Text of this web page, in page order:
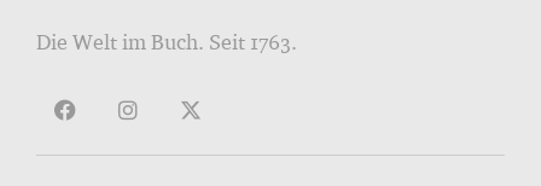
Die Welt im Buch. Seit 1763.